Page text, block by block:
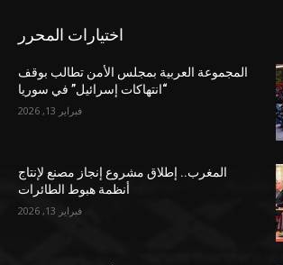
اختيارات المحرر
المجموعة العربية بمجلس الأمن تطالب بوقف
“انتهاكات إسرائيل” في سوريا
فبراير 13, 2026
المغرب.. إطلاق مشروع إنجاز مصنع لإنتاج
أنظمة هبوط الطائرات
فبراير 13, 2026